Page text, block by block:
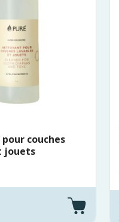
couches
jouets